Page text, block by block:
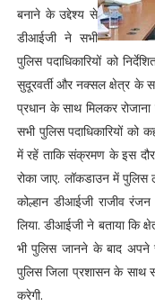
बनाने के उद्देश्य से
डीआईजी ने सभी
पुलिस पदाधिकारियों को
सुदूरवर्ती और नक्सल क्षेत्र के
प्रधान के साथ मिलकर रोजाना
सभी पुलिस पदाधिकारियों को
में रहें ताकि संक्रमण के इस
रोका जाए. लॉकडाउन में पुलिस
कोल्हान डीआईजी राजीव
लिया. डीआईजी ने बताया कि
भी पुलिस जानने के बाद
पुलिस जिला प्रशासन के साथ
करेगी.